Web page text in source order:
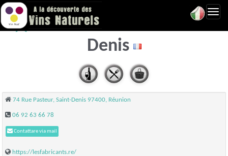
LES FABRICANTS - Saint-
Denis
74 Rue Pasteur, Saint-Denis 97400, Réunion
06 92 63 66 78
Contattare via mail
https://lesfabricants.re/